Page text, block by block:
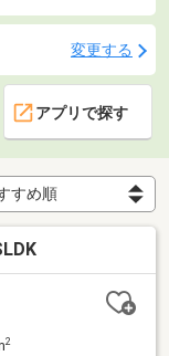
変更する
アプリで探す
2